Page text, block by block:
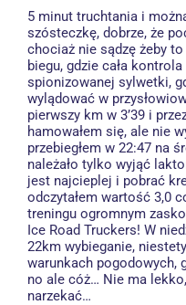
5 minut truchtania i
szósteczkę, dobrze, że
chociaż nie sądzę żeby
biegu, gdzie cała
spionizowanej sylwetki,
wylądować w
pierwszy km w 3’39 i
hamowałem się, ale nie
przebiegłem w 22:47 na
należało tylko wyjąć
jest najcieplej i pobrać
odczytałem wartość 3,0
treningu ogromnym
Ice Road Truckers! W
22km wybieganie,
warunkach pogodowych,
no ale cóż… Nie ma
narzekać…